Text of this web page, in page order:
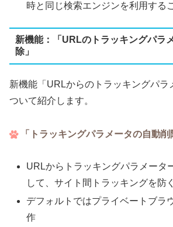
時と同じ検索エンジンを利用する
新機能：「URLのトラッキングパラ
除」
新機能「URLからのトラッキングパラ
ついて紹介します。
「トラッキングパラメータの自動
URLからトラッキングパラメータ
して、サイト間トラッキングを防
デフォルトではプライベートブラ
作